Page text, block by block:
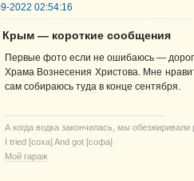
2022 02:54:16
Крым — короткие сообщения
Первые фото если не ошибаюсь —
Храма Вознесения Христова. Мне
сам собираюсь туда в конце сентября.
А когда водка закончилась, мы обезжиривали
I tried [соха] And got [софа]
Мой гараж